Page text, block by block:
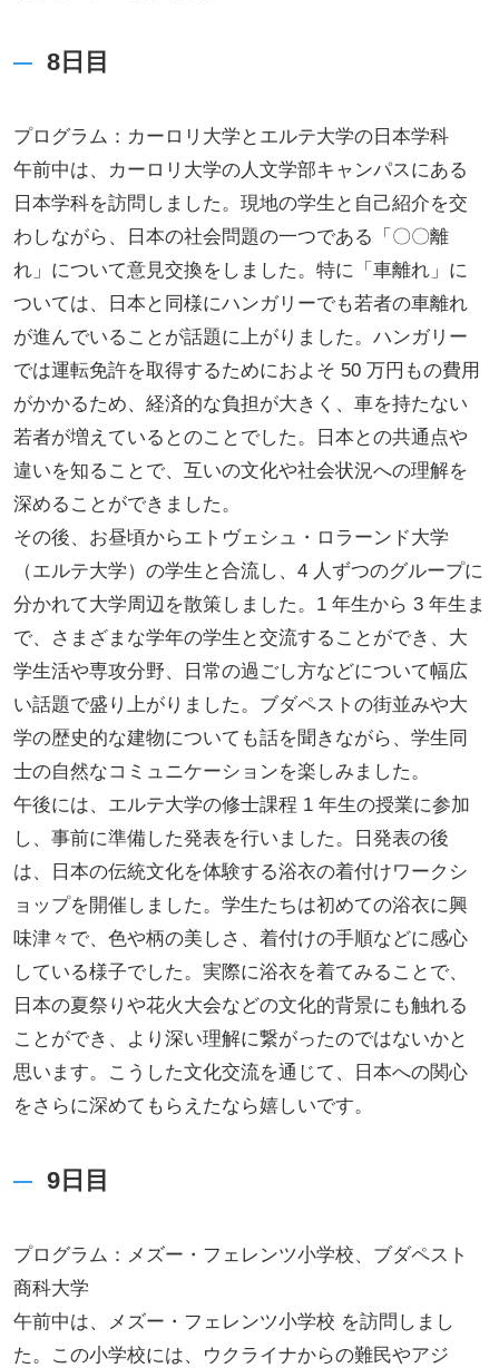
8日目
プログラム：カーロリ大学とエルテ大学の日本学科
午前中は、カーロリ大学の人文学部キャンパスにある
日本学科を訪問しました。現地の学生と自己紹介を交
わしながら、日本の社会問題の一つである「〇〇離
れ」について意見交換をしました。特に「車離れ」に
ついては、日本と同様にハンガリーでも若者の車離れ
が進んでいることが話題に上がりました。ハンガリー
では運転免許を取得するためにおよそ 50 万円もの費用
がかかるため、経済的な負担が大きく、車を持たない
若者が増えているとのことでした。日本との共通点や
違いを知ることで、互いの文化や社会状況への理解を
深めることができました。
その後、お昼頃からエトヴェシュ・ロラーンド大学
（エルテ大学）の学生と合流し、4 人ずつのグループに
分かれて大学周辺を散策しました。1 年生から 3 年生ま
で、さまざまな学年の学生と交流することができ、大
学生活や専攻分野、日常の過ごし方などについて幅広
い話題で盛り上がりました。ブダペストの街並みや大
学の歴史的な建物についても話を聞きながら、学生同
士の自然なコミュニケーションを楽しみました。
午後には、エルテ大学の修士課程 1 年生の授業に参加
し、事前に準備した発表を行いました。日発表の後
は、日本の伝統文化を体験する浴衣の着付けワークシ
ョップを開催しました。学生たちは初めての浴衣に興
味津々で、色や柄の美しさ、着付けの手順などに感心
している様子でした。実際に浴衣を着てみることで、
日本の夏祭りや花火大会などの文化的背景にも触れる
ことができ、より深い理解に繋がったのではないかと
思います。こうした文化交流を通じて、日本への関心
をさらに深めてもらえたなら嬉しいです。
9日目
プログラム：メズー・フェレンツ小学校、ブダペスト
商科大学
午前中は、メズー・フェレンツ小学校 を訪問しまし
た。この小学校には、ウクライナからの難民やアジ